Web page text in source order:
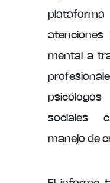
mental a
sociales
manejo de